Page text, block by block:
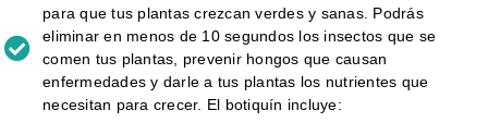
para que tus plantas crezcan verdes y sanas. Podrás
eliminar en menos de 10 segundos los insectos que se
comen tus plantas, prevenir hongos que causan
enfermedades y darle a tus plantas los nutrientes que
necesitan para crecer. El botiquín incluye: